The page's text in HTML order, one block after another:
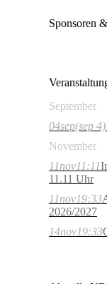
Sponsoren
September
04sep(sep 4)
November
11nov11:11
11.11 Uhr
11nov19:33
2026/2027
14nov19:33